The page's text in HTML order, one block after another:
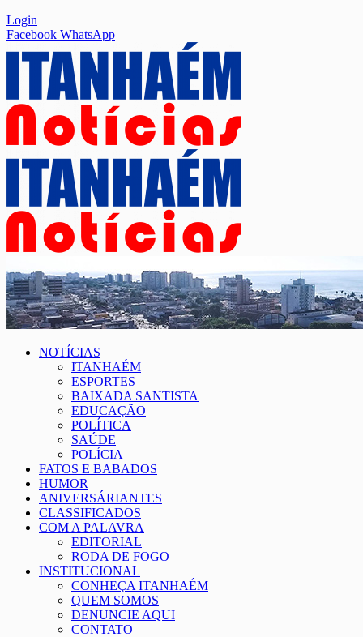
Login
Facebook WhatsApp
NOTÍCIAS
ITANHAÉM
ESPORTES
BAIXADA SANTISTA
EDUCAÇÃO
POLÍTICA
SAÚDE
POLÍCIA
FATOS E BABADOS
HUMOR
ANIVERSÁRIANTES
CLASSIFICADOS
COM A PALAVRA
EDITORIAL
RODA DE FOGO
INSTITUCIONAL
CONHEÇA ITANHAÉM
QUEM SOMOS
DENUNCIE AQUI
CONTATO